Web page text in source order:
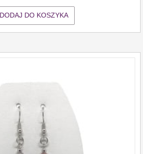
DODAJ DO KOSZYKA